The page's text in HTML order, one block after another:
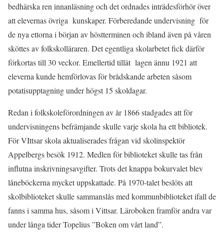
bedhärska ren innanläsning och det ordnades inträdesförhör över
att elevernas övriga kunskaper. Förberedande undervisning för
de nya ettorna i början av höstterminen och ibland även på våren
sköttes av folkskolläraren. Det egentliga skolarbetet fick därför
förkortas till 30 veckor. Emellertid tillät lagen ännu 1921 att
eleverna kunde hemförlovas för brådskande arbeten såsom
potatisupptagning under högst 15 skoldagar.
Redan i folkskoleförordningen av år 1866 stadgades att för
undervisningens befrämjande skulle varje skola ha ett bibliotek.
För VIttsar skola aktualiserades frågan vid skolinspektör
Appelbergs besök 1912. Medlen för biblioteket skulle tas från
influtna inskrivningsavgifter. Trots det knappa bokurvalet blev
låneböckerna mycket uppskattade. På 1970-talet beslöts att
skolbiblioteket skulle sammanslås med kommunbiblioteket ifall de
fanns i samma hus, såsom i Vittsar. Läroboken framför andra var
under långa tider Topelius ”Boken om vårt land”.